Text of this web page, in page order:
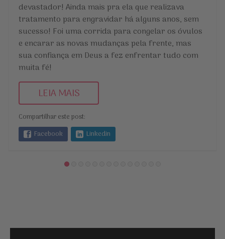
devastador! Ainda mais pra ela que realizava
tratamento para engravidar há alguns anos, sem
sucesso! Foi uma corrida para congelar os óvulos
e encarar as novas mudanças pela frente, mas
sua confiança em Deus a fez enfrentar tudo com
muita fé!
LEIA MAIS
Compartilhar este post:
Facebook
Linkedin